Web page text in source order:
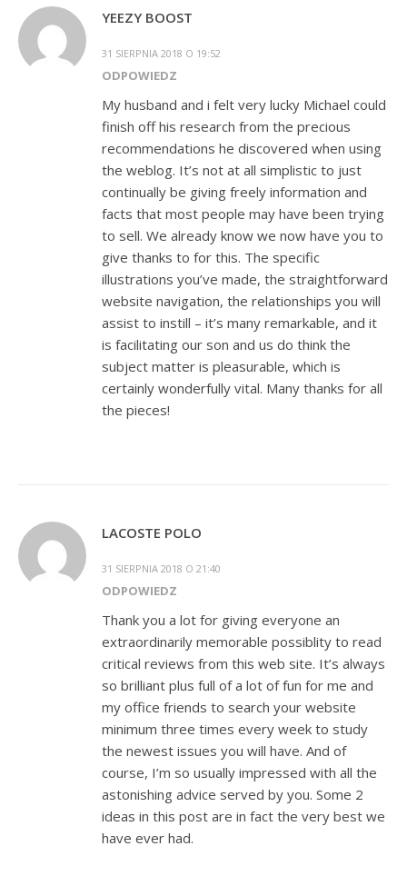
YEEZY BOOST
31 SIERPNIA 2018 O 19:52
ODPOWIEDZ
My husband and i felt very lucky Michael could
finish off his research from the precious
recommendations he discovered when using
the weblog. It’s not at all simplistic to just
continually be giving freely information and
facts that most people may have been trying
to sell. We already know we now have you to
give thanks to for this. The specific
illustrations you’ve made, the straightforward
website navigation, the relationships you will
assist to instill – it’s many remarkable, and it
is facilitating our son and us do think the
subject matter is pleasurable, which is
certainly wonderfully vital. Many thanks for all
the pieces!
LACOSTE POLO
31 SIERPNIA 2018 O 21:40
ODPOWIEDZ
Thank you a lot for giving everyone an
extraordinarily memorable possiblity to read
critical reviews from this web site. It’s always
so brilliant plus full of a lot of fun for me and
my office friends to search your website
minimum three times every week to study
the newest issues you will have. And of
course, I’m so usually impressed with all the
astonishing advice served by you. Some 2
ideas in this post are in fact the very best we
have ever had.